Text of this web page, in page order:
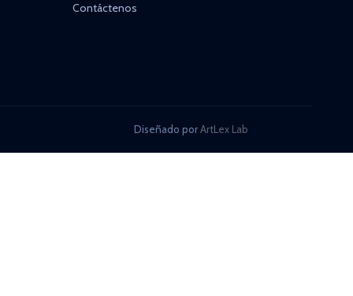
Contáctenos
Diseñado porArtLex Lab